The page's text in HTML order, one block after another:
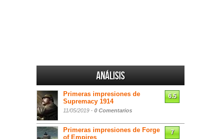
Análisis
Primeras impresiones de
Supremacy 1914
11/05/2019 - 0 Comentarios
6.5
Primeras impresiones de Forge
of Empires
7